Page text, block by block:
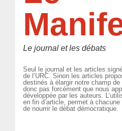
Le journal et les débats
Seul le journal et les articles
de l’URC. Sinon les articles
destinés à élargir notre champ
donc pas forcément que nous
développée par les auteurs.
en fin d’article, permet à
de nourrir le débat démocratique.